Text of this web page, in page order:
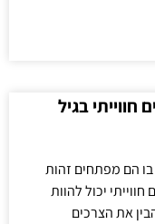
בגיל
בו הם מפתחים זהות
יכול להוות
את הצרכים